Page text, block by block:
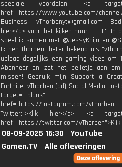
speciale voordelen: <a
href="https://www.youtube.com/channel/
Business: vThorbenyt@gmail.com
hier</a> voor het kijken naar 'TITEL'! In
speel ik samen met @JessyKnijn en
Ik ben Thorben, beter bekend als
upload dagelijks een gaming video om
Abonneer en zet het belletje aan
missen! Gebruik mijn Support a
Fortnite: vThorben (ad) Social Media:
target="_blank"
href="https://instagram.com/vthorben
Twitter:">Klik hier</a> <a
href="https://twitter.com/
08-09-2025 16:30
YouTube
Gamen.TV
Alle afleveringen